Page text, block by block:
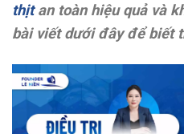
thịtan toàn hiệu quả và
bài viết dưới đây để biết